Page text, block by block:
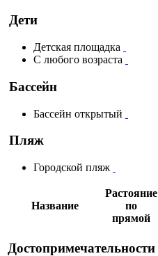
Дети
Детская площадка
С любого возраста
Бассейн
Бассейн открытый
Пляж
Городской пляж
Название
Растояние
по
прямой
Достопримечательности